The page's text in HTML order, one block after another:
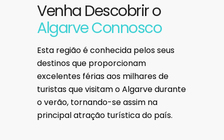
Venha Descobrir o
Algarve Connosco
Esta região é conhecida pelos seus
destinos que proporcionam
excelentes férias aos milhares de
turistas que visitam o Algarve durante
o verão, tornando-se assim na
principal atração turística do país.